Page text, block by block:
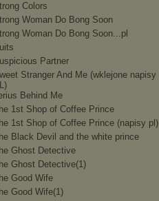
Colors
Woman Do Bong Soon
Woman Do Bong Soon...pl
Partner
Stranger And Me (wklejone napisy
Behind Me
1st Shop of Coffee Prince
1st Shop of Coffee Prince (napisy pl)
Black Devil and the white prince
Ghost Detective
Ghost Detective(1)
Good Wife
Good Wife(1)